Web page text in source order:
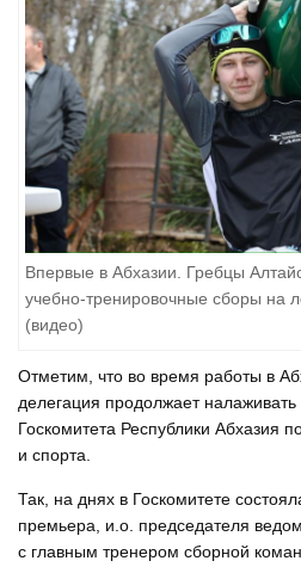
Впервые в Абхазии. Гребцы
учебно-тренировочные сборы на
(видео)
Отметим, что во время работы в
делегация продолжает налаживать
Госкомитета Республики Абхазия
и спорта.
Так, на днях в Госкомитете
премьера, и.о. председателя
с главным тренером сборной